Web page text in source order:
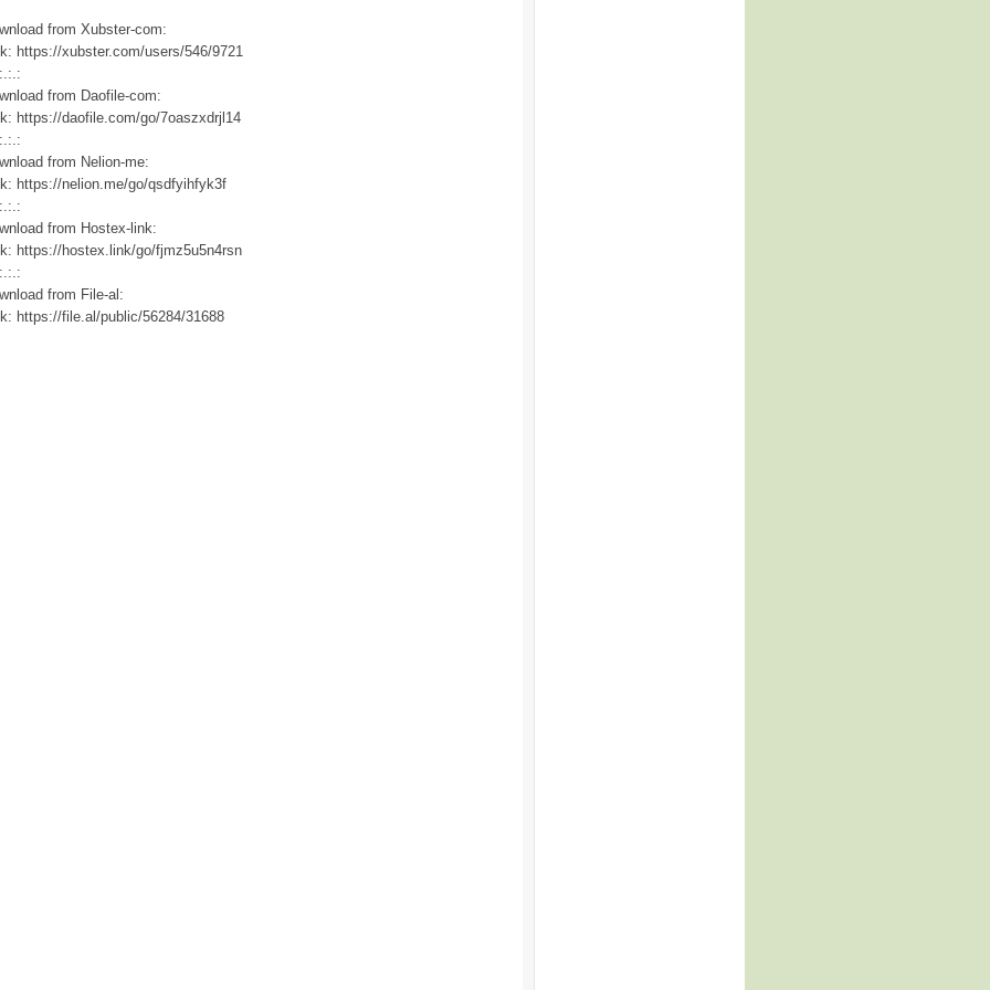
from Xubster-com:
https://xubster.com/users/546/9721
from Daofile-com:
https://daofile.com/go/7oaszxdrjl14
from Nelion-me:
https://nelion.me/go/qsdfyihfyk3f
from Hostex-link:
https://hostex.link/go/fjmz5u5n4rsn
from File-al:
https://file.al/public/56284/31688